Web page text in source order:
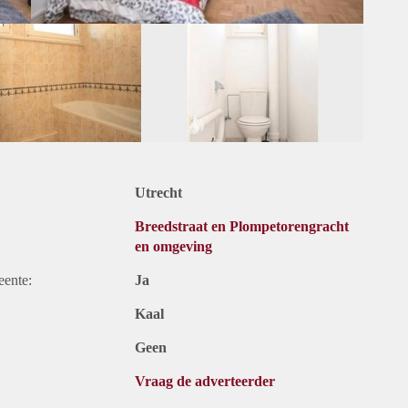
Utrecht
Breedstraat en Plompetorengracht
en omgeving
Ja
Kaal
Geen
Vraag de adverteerder